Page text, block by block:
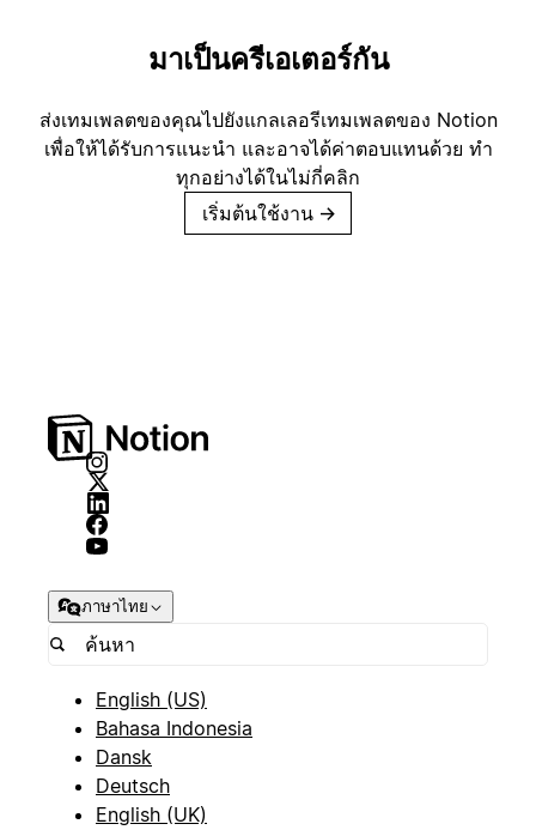
มาเป็นครีเอเตอร์กัน
ส่งเทมเพลตของคุณไปยังแกลเลอรีเทมเพลตของ Notion
เพื่อให้ได้รับการแนะนำ และอาจได้ค่าตอบแทนด้วย ทำ
ทุกอย่างได้ในไม่กี่คลิก
เริ่มต้นใช้งาน →
ภาษาไทย
English (US)
Bahasa Indonesia
Dansk
Deutsch
English (UK)